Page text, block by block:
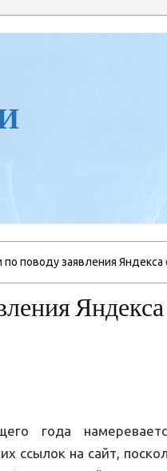
поводу заявления
года
ссылок на сайт,